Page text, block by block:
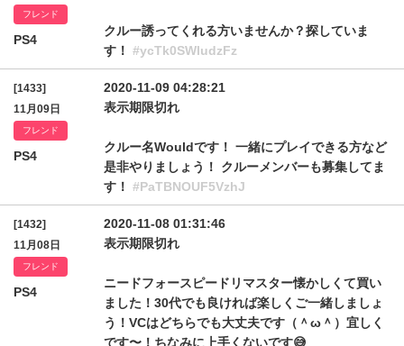
フレンド
PS4
クルー誘ってくれる方いませんか？探していま
す！ #ycTk0SWludzFz
[1433]
11月09日
フレンド
PS4
2020-11-09 04:28:21
表示期限切れ
クルー名Wouldです！ 一緒にプレイできる方など
是非やりましょう！ クルーメンバーも募集してま
す！ #PaTBNOUF5VzhJ
[1432]
11月08日
フレンド
PS4
2020-11-08 01:31:46
表示期限切れ
ニードフォースピードリマスター懐かしくて買い
ました！30代でも良ければ楽しくご一緒しましょ
う！VCはどちらでも大丈夫です（＾ω＾）宜しく
です〜！ちなみに上手くないです😅